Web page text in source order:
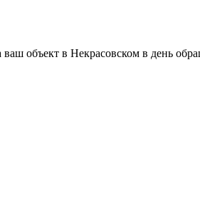
ваш объект в Некрасовском в день